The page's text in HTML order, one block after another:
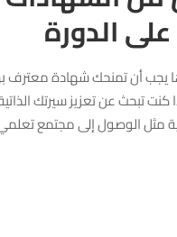
على الدورة
يجب أن تمنحك شهادة
تبحث عن تعزيز سيرتك
مثل الوصول إلى مجتمع